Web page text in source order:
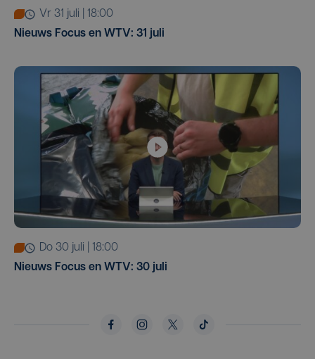
vr 31 juli | 18:00
Nieuws Focus en WTV: 31 juli
do 30 juli | 18:00
Nieuws Focus en WTV: 30 juli